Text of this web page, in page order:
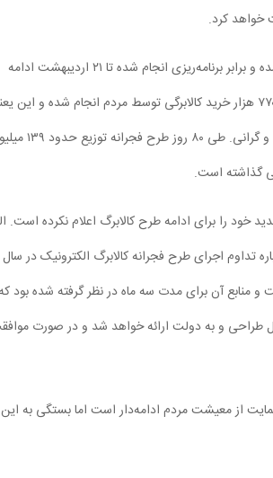
براساس اعلام وزارت رفاه مرحله سوم طرح کالابرگ از ۲۱ فروردین ماه سال ۱۴۰۳ شروع شده و برابر برنامه‌ریزی انجام شده تا ۲۱ اردیبهشت ادامه
خواهد داشت که از زمان شروع طرح تا ۹ اردیبهشت، به صورت میانگین روزانه بیش از ۷۷۰ هزار خرید کالابرگی توسط مردم انجام شده و
موفقیت بالای طرح در جلب مشارکت مردم و حمایت از سبد غذایی خانوار در مقابل
گذاشته است.
خود را برای ادامه طرح کالابرگ اعلام نکرده است.
تداوم اجرای طرح فجرانه کالابرگ الکترونیک در سال
و منابع آن برای مدت سه ماه در نظر گرفته شده بود
طراحی و به دولت ارائه خواهد شد و در صورت
از معیشت مردم ادامه‌دار است اما بستگی به این